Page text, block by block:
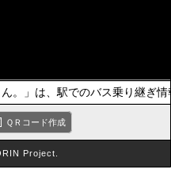
ん。」は、駅でのバス乗り継ぎ
ＱＲコード作成
Project.